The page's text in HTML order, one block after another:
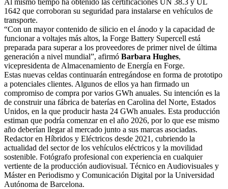
1642 que corroboran su seguridad para instalarse en vehículos de
transporte.
“Con un mayor contenido de silicio en el ánodo y la capacidad de
funcionar a voltajes más altos, la Forge Battery Supercell está
preparada para superar a los proveedores de primer nivel de última
generación a nivel mundial”, afirmó Barbara Hughes,
vicepresidenta de Almacenamiento de Energía en Forge.
Estas nuevas celdas continuarán entregándose en forma de prototipo
a potenciales clientes. Algunos de ellos ya han firmado un
compromiso de compra por varios GWh anuales. Su intención es la
de construir una fábrica de baterías en Carolina del Norte, Estados
Unidos, en la que producir hasta 24 GWh anuales. Esta producción
estiman que podría comenzar en el año 2026, por lo que ese mismo
año deberían llegar al mercado junto a sus marcas asociadas.
Redactor en Híbridos y Eléctricos desde 2021, cubriendo la
actualidad del sector de los vehículos eléctricos y la movilidad
sostenible. Fotógrafo profesional con experiencia en cualquier
vertiente de la producción audiovisual. Técnico en Audiovisuales y
Máster en Periodismo y Comunicación Digital por la Universidad
Autónoma de Barcelona.